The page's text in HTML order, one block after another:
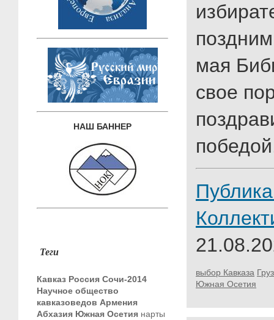
НАШ БАННЕР
Теги
Кавказ Россия Сочи-2014
Научное общество
кавказоведов Армения
Абхазия Южная Осетия нарты
мая
свое
выбор Кавказа
Южная Осетия